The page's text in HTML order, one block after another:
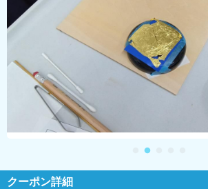
クーポン詳細